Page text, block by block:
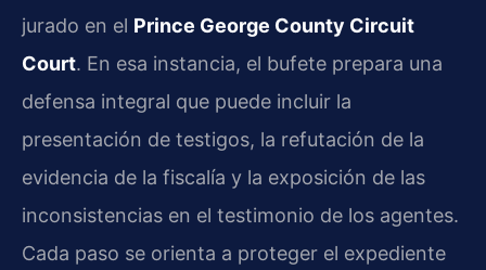
jurado en el Prince George County Circuit
Court. En esa instancia, el bufete prepara una
defensa integral que puede incluir la
presentación de testigos, la refutación de la
evidencia de la fiscalía y la exposición de las
inconsistencias en el testimonio de los agentes.
Cada paso se orienta a proteger el expediente